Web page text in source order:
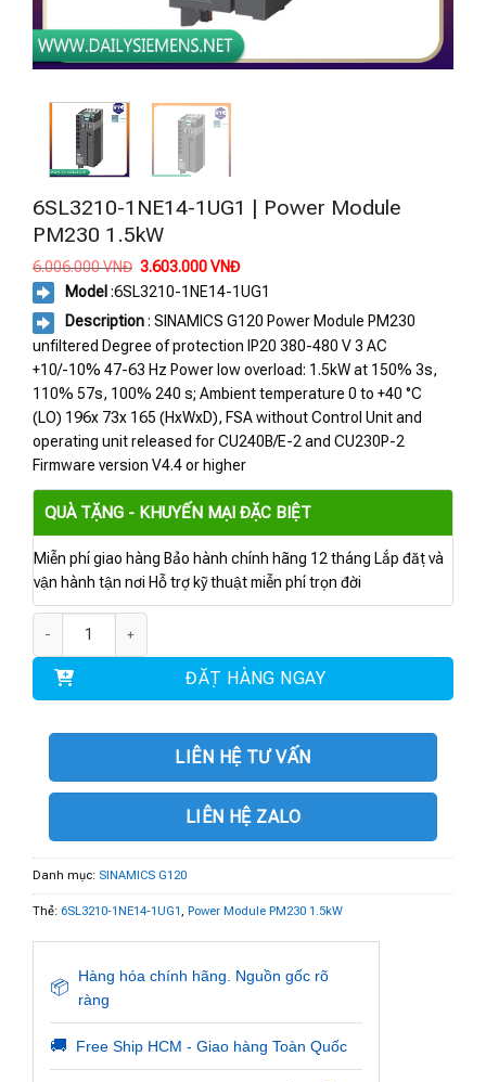
6SL3210-1NE14-1UG1 | Power Module
PM230 1.5kW
6.006.000VNĐ Giá
là:
6.006.000 VNĐ.
3.603.000VNĐGiá
tại
là:
3.603.000 VNĐ.
Model :6SL3210-1NE14-1UG1
Description: SINAMICS G120 Power Module PM230
unfiltered Degree of protection IP20 380-480 V 3 AC
+10/-10% 47-63 Hz Power low overload: 1.5kW at 150% 3s,
110% 57s, 100% 240 s; Ambient temperature 0 to +40 °C
(LO) 196x 73x 165 (HxWxD), FSA without Control Unit and
operating unit released for CU240B/E-2 and CU230P-2
Firmware version V4.4 or higher
QUÀ TẶNG - KHUYẾN MẠI ĐẶC BIỆT
Miễn phí giao hàng Bảo hành chính hãng 12 tháng Lắp đặt và
vận hành tận nơi Hỗ trợ kỹ thuật miễn phí trọn đời
ĐẶT HÀNG NGAY
LIÊN HỆ TƯ VẤN
LIÊN HỆ ZALO
Danh mục: SINAMICS G120
Thẻ: 6SL3210-1NE14-1UG1, Power Module PM230 1.5kW
📦
Hàng hóa chính hãng. Nguồn gốc rõ
ràng
🚚 Free Ship HCM - Giao hàng Toàn Quốc